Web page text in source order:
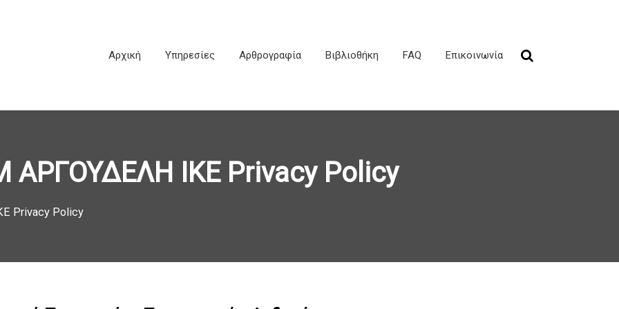
Αρχική Υπηρεσίες Αρθρογραφία Βιβλιοθήκη FAQ Επικοινωνία
ΑΡΓΟΥΔΕΛΗ ΙΚΕ Privacy Policy
Privacy Policy